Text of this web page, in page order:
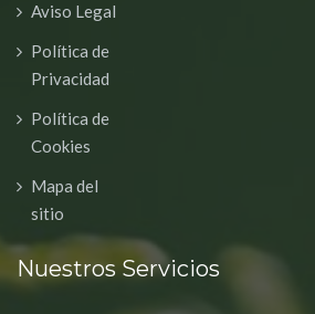
Aviso Legal
Política de
Privacidad
Política de
Cookies
Mapa del
sitio
Nuestros Servicios